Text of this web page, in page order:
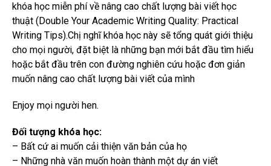
khóa học miễn phí về nâng cao chất lượng bài viết học
thuật (Double Your Academic Writing Quality: Practical
Writing Tips).Chị nghĩ khóa học này sẽ tổng quát giới thiệu
cho mọi người, đặt biệt là những bạn mới bắt đầu tìm hiểu
hoặc bắt đầu trên con đường nghiên cứu hoặc đơn giản
muốn nâng cao chất lượng bài viết của mình
Enjoy mọi người hen.
Đối tượng khóa học:
– Bất cứ ai muốn cải thiện văn bản của họ
– Những nhà văn muốn hoàn thành một dự án viết